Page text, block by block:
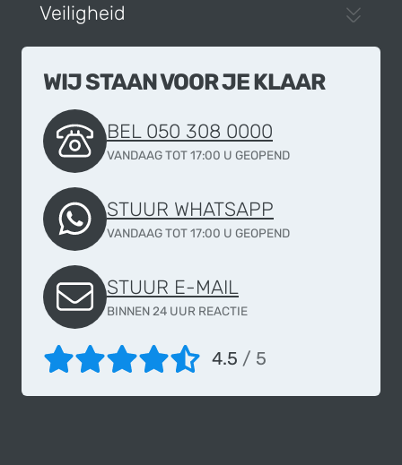
Veiligheid
WIJ STAAN VOOR JE KLAAR
BEL 050 308 0000
VANDAAG TOT 17:00 U GEOPEND
STUUR WHATSAPP
VANDAAG TOT 17:00 U GEOPEND
STUUR E-MAIL
BINNEN 24 UUR REACTIE
4.5 / 5